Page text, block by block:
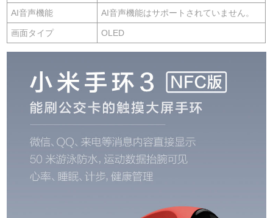
AI音声機能 AI音声機能はサポートされていません。
画面タイプ OLED